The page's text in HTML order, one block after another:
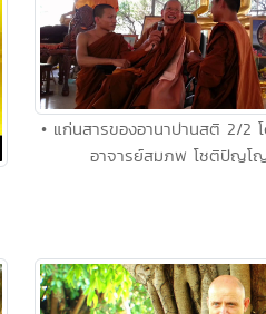
• แก่นสารของอานาปานสติ 2/2
อาจารย์สมภพ โชติปัญโ